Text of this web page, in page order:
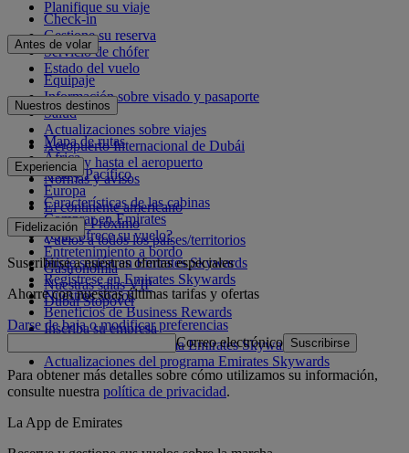
Planifique su viaje
Check-in
Gestione su reserva
Servicio de chófer
Estado del vuelo
Antes de volar
Equipaje
Información sobre visado y pasaporte
Salud
Actualizaciones sobre viajes
Aeropuerto Internacional de Dubái
Desde y hasta el aeropuerto
Normas y avisos
Nuestros destinos
Mapa de rutas
África
Asia y Pacífico
Europa
El continente americano
Oriente Próximo
Vuelos a todos los países/territorios
Experiencia
Características de las cabinas
Comprar en Emirates
¿Qué ofrece su vuelo?
Entretenimiento a bordo
Gastronomía
Nuestras salas VIP
Dubai Stopover
Fidelización
Inicie sesión en Emirates Skywards
Regístrese en Emirates Skywards
Nuestros socios
Beneficios de Business Rewards
Inscriba su empresa
Normativa del programa Emirates Skywards
Actualizaciones del programa Emirates Skywards
Suscribirse a nuestras ofertas especiales
Ahorre con nuestras últimas tarifas y ofertas
Darse de baja o modificar preferencias
Correo electrónico Suscribirse
Para obtener más detalles sobre cómo utilizamos su información,
consulte nuestra política de privacidad.
La App de Emirates